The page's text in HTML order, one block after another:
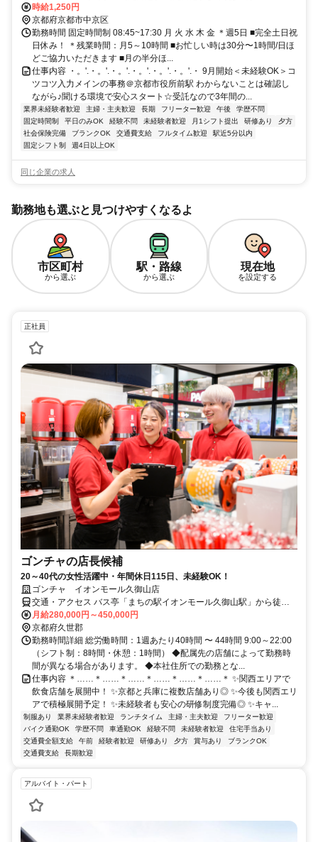
時給1,250円
京都府京都市中京区
勤務時間 固定時間制 08:45~17:30 月 火 水 木 金 ＊週5日 ■完全土日祝
日休み！ ＊残業時間：月5～10時間 ■お忙しい時は30分〜1時間/日ほ
どご協力いただきます ■月の半分ほ...
仕事内容 ・。'.・。'.・。'.・。'.・。'.・。'.・ 9月開始＜未経験OK＞コ
ツコツ入力メインの事務＠京都市役所前駅 わからないことは確認し
ながら♪聞ける環境で安心スタート☆受託なので3年間の...
業界未経験者歓迎 主婦・主夫歓迎 長期 フリーター歓迎 午後
学歴不問
固定時間制
平日のみOK 経験不問 未経験者歓迎 月1シフト提出 研修あり
夕方
社会保険完備
ブランクOK 交通費支給 フルタイム歓迎
駅近5分以内
固定シフト制
週4日以上OK
同じ企業の求人
勤務地も選ぶと見つけやすくなるよ
市区町村
から選ぶ
駅・路線
から選ぶ
現在地
を設定する
正社員
ゴンチャの店長候補
20～40代の女性活躍中・年間休日115日、未経験OK！
ゴンチャ イオンモール久御山店
交通・アクセス バス亭「まちの駅イオンモール久御山駅」から徒歩8
分 京阪本線「中書島駅」より京阪バス約15分 近鉄京都線「大久保
駅」より京阪バス約20分
月給280,000円～450,000円
京都府久世郡
勤務時間詳細 総労働時間：1週あたり40時間 〜 44時間 9:00～22:00
（シフト制：8時間・休憩：1時間） ◆配属先の店舗によって勤務時
間が異なる場合があります。 ◆本社住所での勤務とな...
仕事内容 ＊……＊……＊……＊……＊……＊……＊ ✨関西エリアで
飲食店舗を展開中！ ✨京都と兵庫に複数店舗あり◎ ✨今後も関西エリ
アで積極展開予定！ ✨未経験者も安心の研修制度完備◎ ✨キャ...
制服あり 業界未経験者歓迎 ランチタイム 主婦・主夫歓迎
フリーター歓迎
バイク通勤OK
学歴不問 車通勤OK 経験不問 未経験者歓迎
住宅手当あり
交通費全額支給
午前 経験者歓迎 研修あり 夕方 賞与あり
ブランクOK
交通費支給
長期歓迎
アルバイト・パート